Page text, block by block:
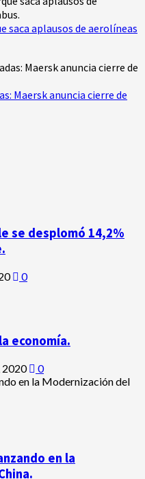
saca aplausos de aerolíneas
Maersk anuncia cierre de
se desplomó 14,2%
0
economía.
2020 0
en la